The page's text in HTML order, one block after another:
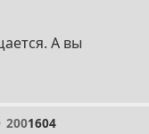
А вы
2001604